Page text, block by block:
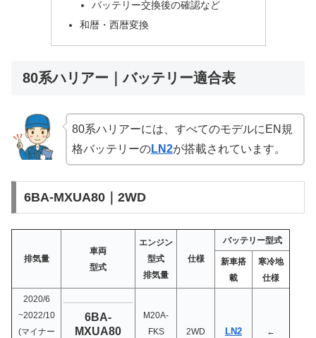
バッテリー交換後の確認など
和暦・西暦変換
80系ハリアー｜バッテリー適合表
80系ハリアーには、すべてのモデルにEN規
格バッテリーのLN2が搭載されています。
6BA-MXUA80｜2WD
排気量
車両
型式
エンジン
型式
排気量
仕様
バッテリー型式
新車搭
載
寒冷地
仕様
2020/6
~2022/10
(マイナー
6BA-
MXUA80
M20A-
FKS
2WD LN2 ←